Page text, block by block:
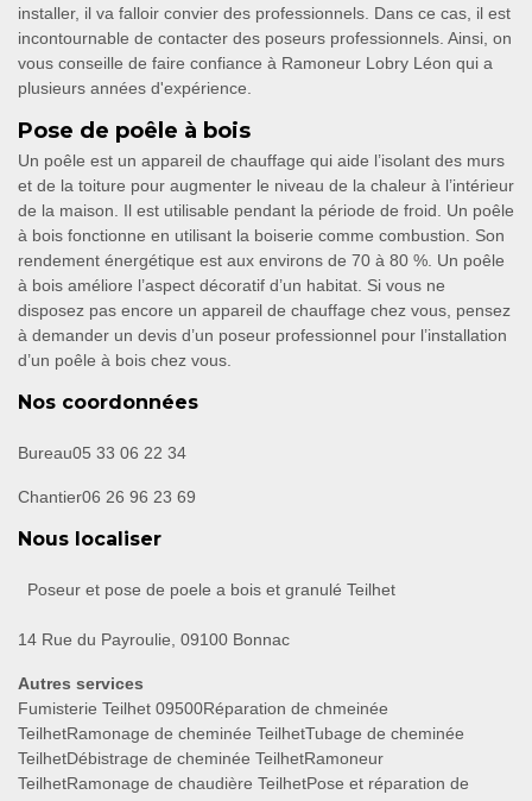
installer, il va falloir convier des professionnels. Dans ce cas, il est
incontournable de contacter des poseurs professionnels. Ainsi, on
vous conseille de faire confiance à Ramoneur Lobry Léon qui a
plusieurs années d'expérience.
Pose de poêle à bois
Un poêle est un appareil de chauffage qui aide l’isolant des murs
et de la toiture pour augmenter le niveau de la chaleur à l’intérieur
de la maison. Il est utilisable pendant la période de froid. Un poêle
à bois fonctionne en utilisant la boiserie comme combustion. Son
rendement énergétique est aux environs de 70 à 80 %. Un poêle
à bois améliore l’aspect décoratif d’un habitat. Si vous ne
disposez pas encore un appareil de chauffage chez vous, pensez
à demander un devis d’un poseur professionnel pour l’installation
d’un poêle à bois chez vous.
Nos coordonnées
Bureau05 33 06 22 34
Chantier06 26 96 23 69
Nous localiser
Poseur et pose de poele a bois et granulé Teilhet
14 Rue du Payroulie, 09100 Bonnac
Autres services
Fumisterie Teilhet 09500Réparation de chmeinée
TeilhetRamonage de cheminée TeilhetTubage de cheminée
TeilhetDébistrage de cheminée TeilhetRamoneur
TeilhetRamonage de chaudière TeilhetPose et réparation de